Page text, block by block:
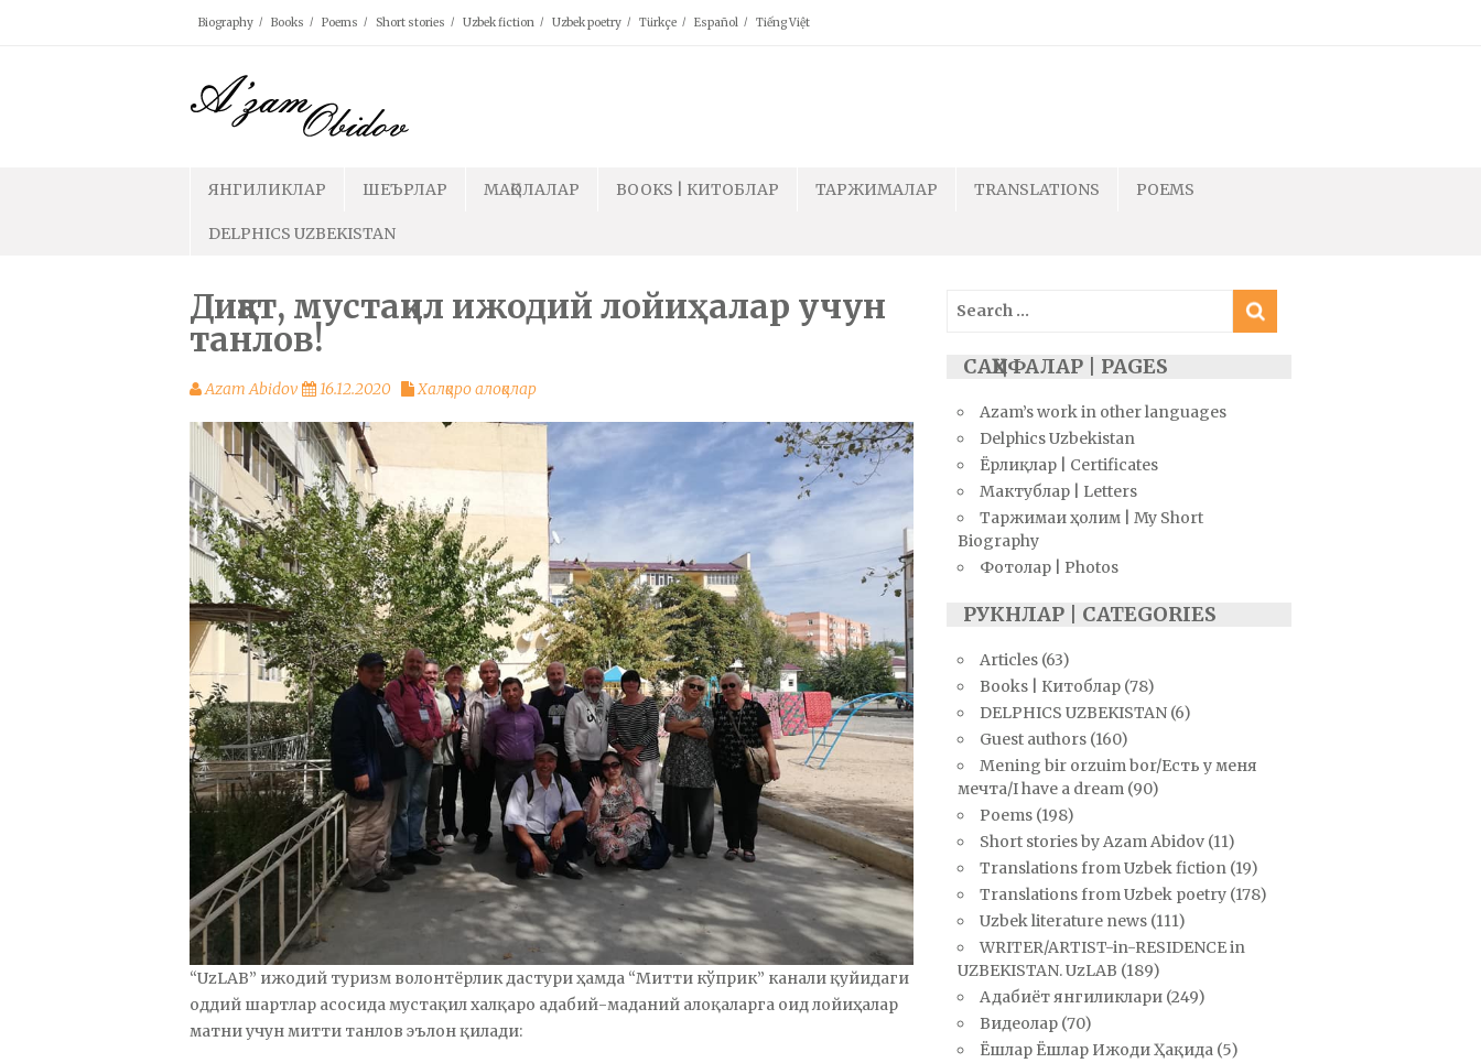
Biography Books Poems Short stories Uzbek fiction Uzbek poetry Türkçe Español Tiếng Việt
ЯНГИЛИКЛАР ШЕЪРЛАР МАҚОЛАЛАР BOOKS | КИТОБЛАР ТАРЖИМАЛАР TRANSLATIONS POEMS
DELPHICS UZBEKISTAN
Диққат, мустақил ижодий лойиҳалар учун
танлов!
Azam Abidov 16.12.2020 Халқаро алоқалар
“UzLAB” ижодий туризм волонтёрлик дастури ҳамда “Митти кўприк” канали қуйидаги
оддий шартлар асосида мустақил халқаро адабий-маданий алоқаларга оид лойиҳалар
матни учун митти танлов эълон қилади:
Search
for:
САҲИФАЛАР | PAGES
Azam’s work in other languages
Delphics Uzbekistan
Ёрлиқлар | Certificates
Мактублар | Letters
Таржимаи ҳолим | My Short
Biography
Фотолар | Photos
РУКНЛАР | CATEGORIES
Articles(63)
Books | Китоблар(78)
DELPHICS UZBEKISTAN(6)
Guest authors(160)
Mening bir orzuim bor/Есть у меня
мечта/I have a dream(90)
Poems(198)
Short stories by Azam Abidov(11)
Translations from Uzbek fiction(19)
Translations from Uzbek poetry(178)
Uzbek literature news(111)
WRITER/ARTIST-in-RESIDENCE in
UZBEKISTAN. UzLAB (189)
Адабиёт янгиликлари(249)
Видеолар(70)
Ёшлар Ёшлар Ижоди Ҳақида(5)